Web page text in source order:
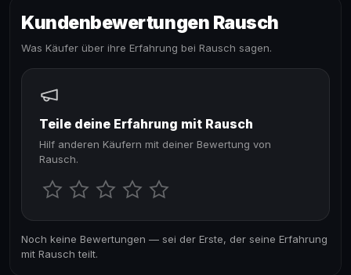
Kundenbewertungen Rausch
Was Käufer über ihre Erfahrung bei Rausch sagen.
Teile deine Erfahrung mit Rausch
Hilf anderen Käufern mit deiner Bewertung von
Rausch.
Noch keine Bewertungen — sei der Erste, der seine Erfahrung
mit Rausch teilt.